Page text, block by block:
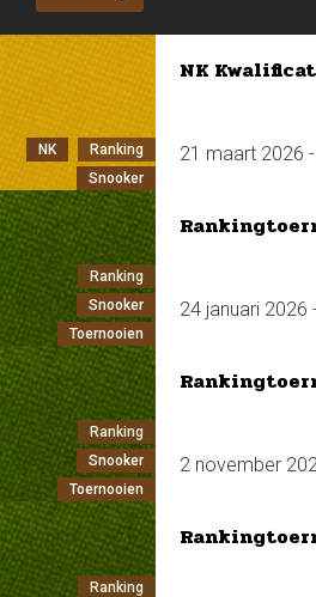
NK
Ranking
Snooker
NK
21 maart 2026
Ranking
Snooker
Toernooien
24 januari 2026
Ranking
Snooker
Toernooien
2 november
Ranking